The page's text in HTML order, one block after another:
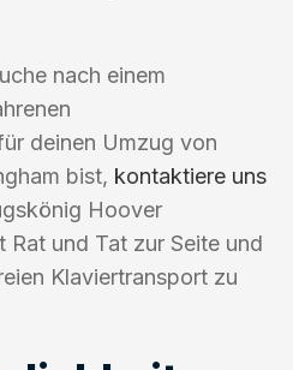
nach einem
deinen Umzug von
bist, kontaktiere uns
Hoover
Rat und Tat zur Seite und
Klaviertransport zu